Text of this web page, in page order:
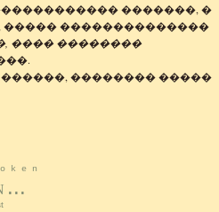
�������, �
����� ��������������
���� ��������
�������� �����
k e n
...